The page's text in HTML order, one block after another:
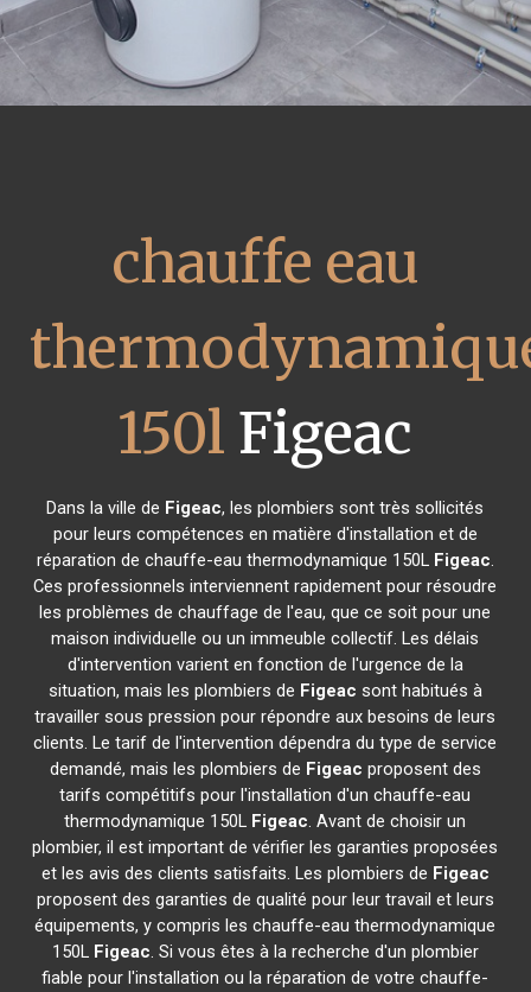
chauffe eau
150l Figeac
Dans la ville de Figeac, les plombiers sont très sollicités
pour leurs compétences en matière d'installation et de
réparation de chauffe-eau thermodynamique 150L Figeac.
Ces professionnels interviennent rapidement pour résoudre
les problèmes de chauffage de l'eau, que ce soit pour une
maison individuelle ou un immeuble collectif. Les délais
d'intervention varient en fonction de l'urgence de la
situation, mais les plombiers de Figeac sont habitués à
travailler sous pression pour répondre aux besoins de leurs
clients. Le tarif de l'intervention dépendra du type de service
demandé, mais les plombiers de Figeac proposent des
tarifs compétitifs pour l'installation d'un chauffe-eau
thermodynamique 150L Figeac. Avant de choisir un
plombier, il est important de vérifier les garanties proposées
et les avis des clients satisfaits. Les plombiers de Figeac
proposent des garanties de qualité pour leur travail et leurs
équipements, y compris les chauffe-eau thermodynamique
150L Figeac. Si vous êtes à la recherche d'un plombier
fiable pour l'installation ou la réparation de votre chauffe-